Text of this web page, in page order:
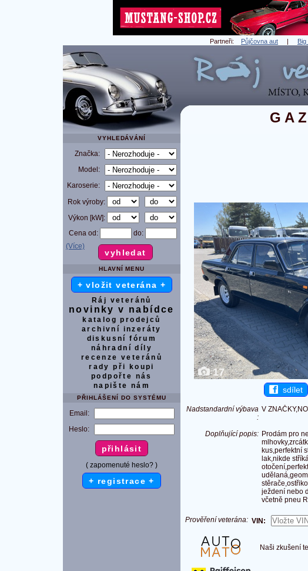
Partneři: Půjčovna aut |
VYHLEDÁVÁNÍ
Značka:
Model:
Karoserie:
Rok výroby:
Výkon [kW]:
Cena od:
do:
(Více)
HLAVNÍ MENU
+ vložit veterána +
Ráj veteránů
novinky v nabídce
katalog prodejců
archivní inzeráty
diskusní fórum
náhradní díly
recenze veteránů
rady při koupi
podpořte nás
napište nám
PŘIHLÁŠENÍ DO SYSTÉMU
Email:
Heslo:
( zapomenuté heslo? )
+ registrace +
17
sdílet
Nadstandardní výbava
:
V
Doplňující popis: Prodám pro
kus,perfektní
lak,nikde
ježdení nebo
včetně pneu
Prověření veterána: VIN:
Naši zkušení